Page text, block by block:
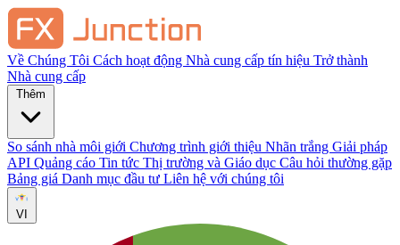
Về Chúng Tôi Cách hoạt động Nhà cung cấp tín hiệu Trở thành
Nhà cung cấp
So sánh nhà môi giới Chương trình giới thiệu Nhãn trắng Giải pháp
API Quảng cáo Tin tức Thị trường và Giáo dục Câu hỏi thường gặp
Bảng giá Danh mục đầu tư Liên hệ với chúng tôi
VI